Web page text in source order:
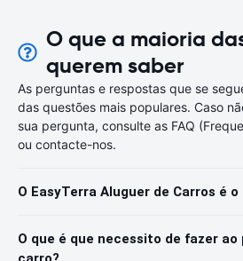
O que a maioria
querem saber
As perguntas e respostas que se
das questões mais populares. Caso
sua pergunta, consulte as FAQ
ou contacte-nos.
O EasyTerra Aluguer de Carros é
O que é que necessito de fazer ao